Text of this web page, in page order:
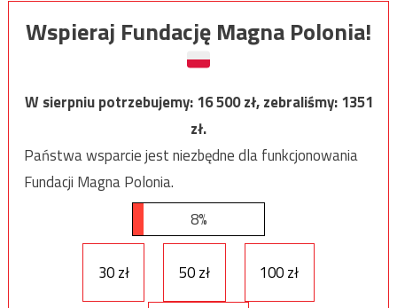
Wspieraj Fundację Magna Polonia!
W sierpniu potrzebujemy:16 500zł, zebraliśmy:1351
zł.
Państwa wsparcie jest niezbędne dla funkcjonowania
Fundacji Magna Polonia.
8%
30 zł 50 zł 100 zł